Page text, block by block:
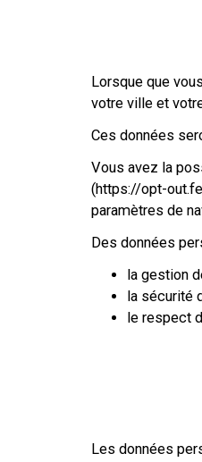
Lorsque que
votre ville et
Ces données
Vous avez la
(https://opt-
paramètres de
Des données
la gestion
la sécurité
le respect
Les données